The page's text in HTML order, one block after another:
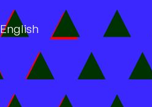
English